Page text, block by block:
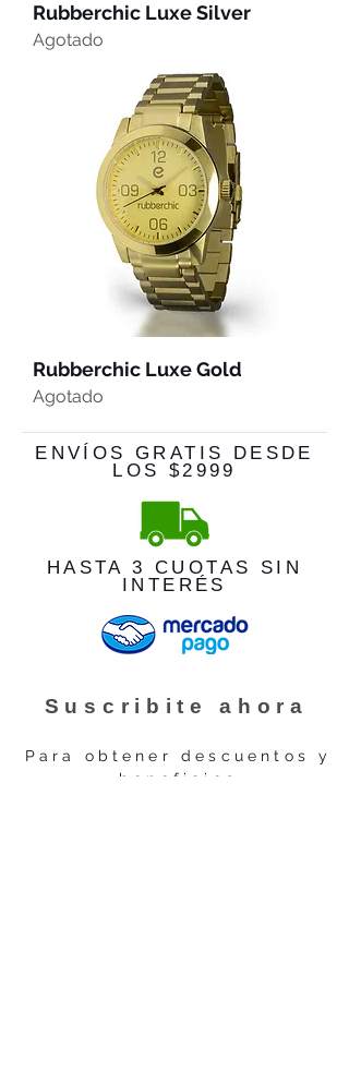
Rubberchic Luxe Silver
Agotado
Rubberchic Luxe Gold
Agotado
ENVÍOS GRATIS DESDE
LOS $2999
HASTA 3 CUOTAS SIN
INTERÉS
Suscribite ahora
Para obtener descuentos y
beneficios